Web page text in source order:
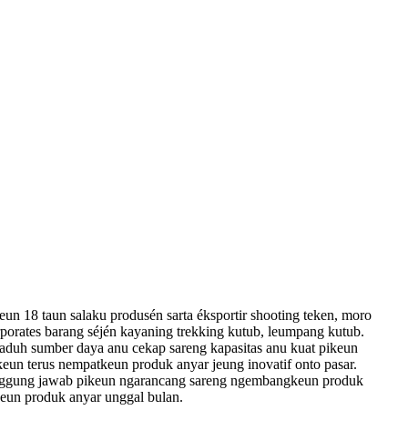
18 taun salaku produsén sarta éksportir shooting teken, moro
barang séjén kayaning trekking kutub, leumpang kutub.
sumber daya anu cekap sareng kapasitas anu kuat pikeun
terus nempatkeun produk anyar jeung inovatif onto pasar.
jawab pikeun ngarancang sareng ngembangkeun produk
produk anyar unggal bulan.